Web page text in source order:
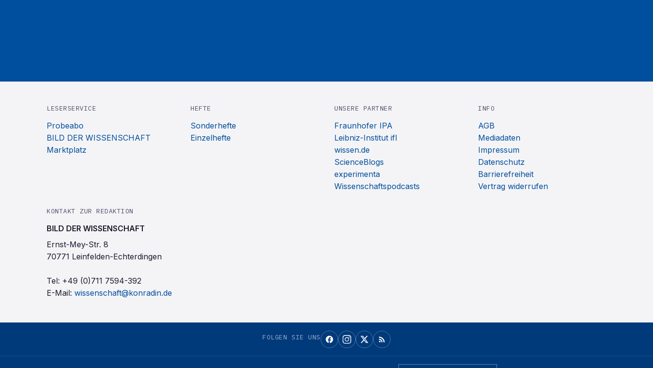
LESERSERVICE
Probeabo
BILD DER WISSENSCHAFT
Marktplatz
HEFTE
Sonderhefte
Einzelhefte
UNSERE PARTNER
Fraunhofer IPA
Leibniz-Institut ifl
wissen.de
ScienceBlogs
experimenta
Wissenschaftspodcasts
INFO
AGB
Mediadaten
Impressum
Datenschutz
Barrierefreiheit
Vertrag widerrufen
KONTAKT ZUR REDAKTION
BILD DER WISSENSCHAFT
Ernst-Mey-Str. 8
70771 Leinfelden-Echterdingen
Tel: +49 (0)711 7594-392
E-Mail: wissenschaft@konradin.de
FOLGEN SIE UNS